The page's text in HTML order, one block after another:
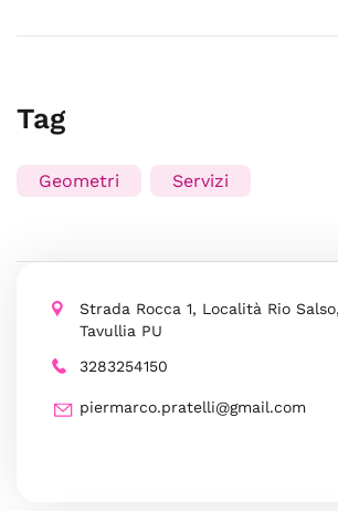
Tag
Geometri Servizi
Strada Rocca 1, Località Rio
Tavullia PU
3283254150
piermarco.pratelli@gmail.com